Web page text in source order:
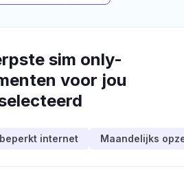
sim only-
voor jou
internet Maandelijks